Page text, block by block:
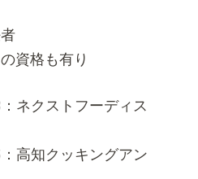
資格も有り
ネクストフーディス
高知クッキングアン